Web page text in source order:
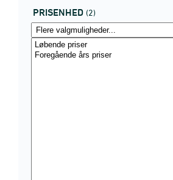
PRISENHED (2)